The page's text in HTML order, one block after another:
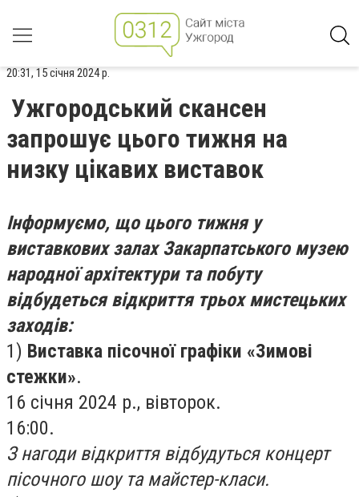
20:31, 15 січня 2024 р.
Ужгородський скансен
запрошує цього тижня на
низку цікавих виставок
Інформуємо, що цього тижня у
виставкових залах Закарпатського музею
народної архітектури та побуту
відбудеться відкриття трьох мистецьких
заходів:
1) Виставка пісочної графіки «Зимові
стежки».
16 січня 2024 р., вівторок.
16:00.
З нагоди відкриття відбудуться концерт
пісочного шоу та майстер-класи.